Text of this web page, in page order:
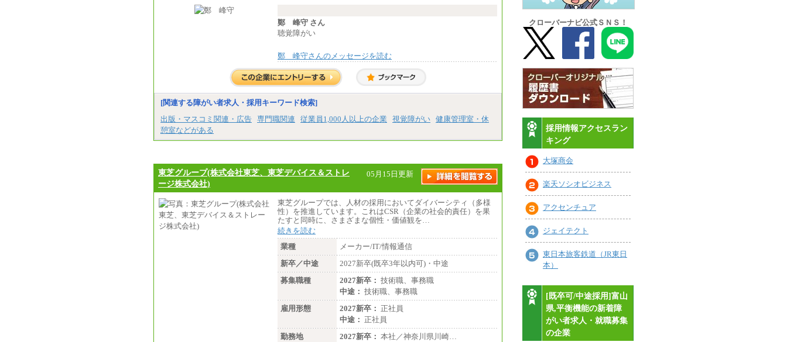
鄭 峰守 さん
聴覚障がい
鄭 峰守さんのメッセージを読む
[関連する障がい者求人・採用キーワード検索]
出版・マスコミ関連・広告 専門職関連 従業員1,000人以上の企業 視覚障がい 健康管理室・休
憩室などがある
東芝グループ(株式会社東芝、東芝デバイス＆ストレ
ージ株式会社)
05月15日更新
東芝グループでは、人材の採用においてダイバーシティ（多様
性）を推進しています。これはCSR（企業の社会的責任）を果
たすと同時に、さまざまな個性・価値観を…
続きを読む
業種
メーカー/IT/情報通信
新卒／中途
2027新卒(既卒3年以内可)・中途
募集職種
2027新卒： 技術職、事務職
中途： 技術職、事務職
雇用形態
2027新卒： 正社員
中途： 正社員
勤務地
2027新卒： 本社／神奈川県川崎…
クローバーナビ公式ＳＮＳ！
採用情報アクセスラン
キング
大塚商会
楽天ソシオビジネス
アクセンチュア
ジェイテクト
東日本旅客鉄道（JR東日
本）
[既卒可/中途採用]富山
県,平衡機能の新着障
がい者求人・就職募集
の企業